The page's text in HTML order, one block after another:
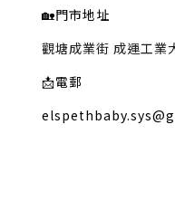
🏡門市地址
觀塘成業街 成運工業
📩電郵